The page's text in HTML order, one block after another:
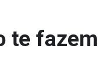
te fazem